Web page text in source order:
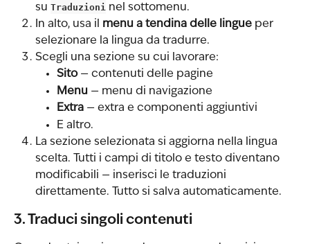
su Traduzioni nel sottomenu.
In alto, usa il menu a tendina delle lingue per
selezionare la lingua da tradurre.
Scegli una sezione su cui lavorare:
Sito — contenuti delle pagine
Menu — menu di navigazione
Extra — extra e componenti aggiuntivi
E altro.
La sezione selezionata si aggiorna nella lingua
scelta. Tutti i campi di titolo e testo diventano
modificabili — inserisci le traduzioni
direttamente. Tutto si salva automaticamente.
3. Traduci singoli contenuti